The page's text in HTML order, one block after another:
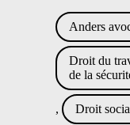
Anders
Droit du
de la
, Droit